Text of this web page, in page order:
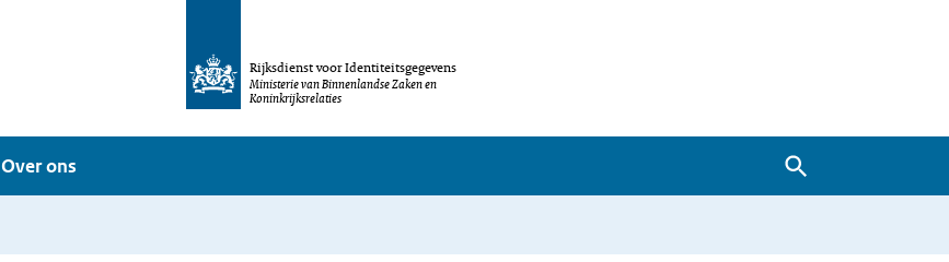
Rijksdienst voor Identiteitsgegevens
Ministerie van Binnenlandse Zaken en
Koninkrijksrelaties
Over ons
Zoeken